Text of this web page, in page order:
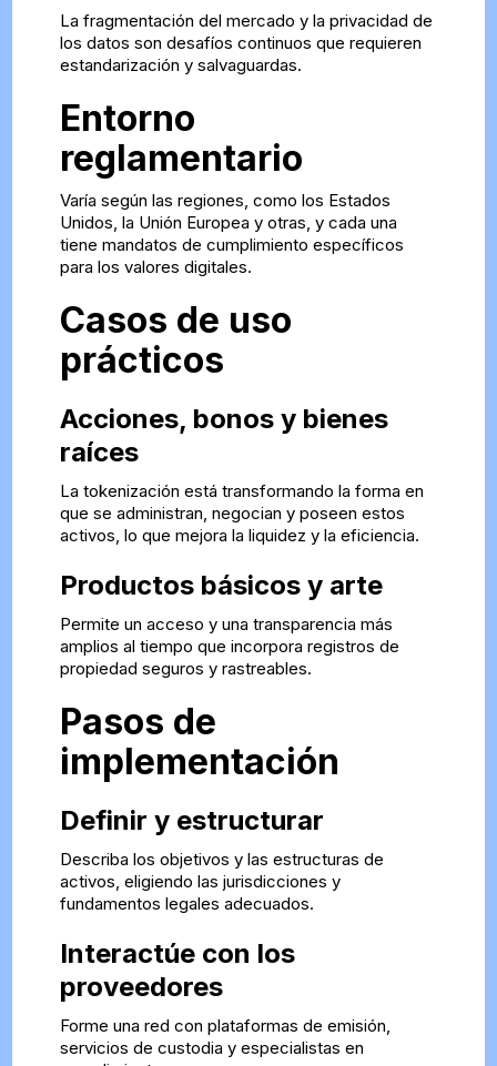
La fragmentación del mercado y la privacidad de
los datos son desafíos continuos que requieren
estandarización y salvaguardas.
Entorno
reglamentario
Varía según las regiones, como los Estados
Unidos, la Unión Europea y otras, y cada una
tiene mandatos de cumplimiento específicos
para los valores digitales.
Casos de uso
prácticos
Acciones, bonos y bienes
raíces
La tokenización está transformando la forma en
que se administran, negocian y poseen estos
activos, lo que mejora la liquidez y la eficiencia.
Productos básicos y arte
Permite un acceso y una transparencia más
amplios al tiempo que incorpora registros de
propiedad seguros y rastreables.
Pasos de
implementación
Definir y estructurar
Describa los objetivos y las estructuras de
activos, eligiendo las jurisdicciones y
fundamentos legales adecuados.
Interactúe con los
proveedores
Forme una red con plataformas de emisión,
servicios de custodia y especialistas en